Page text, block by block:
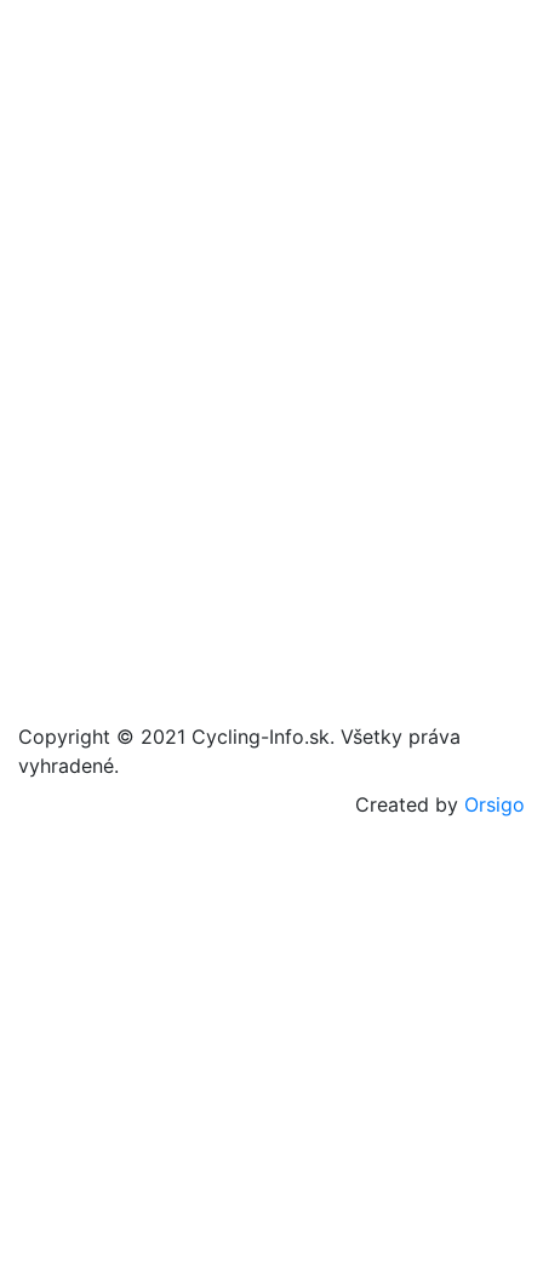
Copyright © 2021 Cycling-Info.sk. Všetky práva
vyhradené.
Created by Orsigo